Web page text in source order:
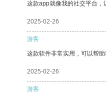
这款app就像我的社交平台，
2025-02-26
游客
这款软件非常实用，可以帮
2025-02-26
游客